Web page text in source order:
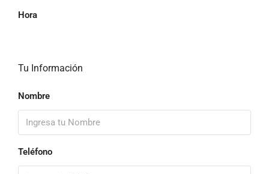
Hora
Tu Información
Nombre
Teléfono